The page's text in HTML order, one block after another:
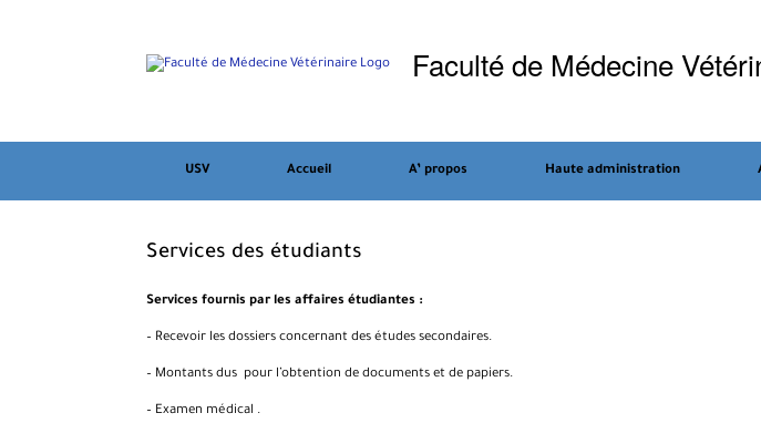
Faculté de Médecine
USV Accueil A’ propos Haute administration
Services des étudiants
Services fournis par les affaires étudiantes :
– Recevoir les dossiers concernant des études secondaires.
– Montants dus pour l’obtention de documents et de papiers.
– Examen médical .